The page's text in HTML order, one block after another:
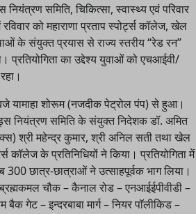
नियंत्रण समिति, चिकित्सा, स्वास्थ्य एवं परिवार
को महाराणा प्रताप स्पोर्ट्स कॉलेज, खेल
के संयुक्त प्रयास से राज्य स्तरीय ‘‘रेड रन’’
प्रतियोगिता का उद्देश्य युवाओं को एचआईवी/
यामाहा शोरूम (नजदीक पेट्रोल पंप) से हुआ।
नियंत्रण समिति के संयुक्त निदेशक डॉ. अमित
श्री महेन्द्र कुमार, श्री अनिल सती तथा खेल
कॉलेज के प्रतिनिधियों ने किया। प्रतियोगिता में
छात्र-छात्राओं ने उत्साहपूर्वक भाग लिया।
– ब्रह्मकमल चौक – कैनाल रोड – एनआईईपीवीडी –
बैक गेट – इन्दरबाबा मार्ग – नियर पाॅलीकिड –